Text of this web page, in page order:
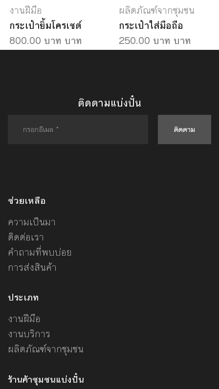
งานฝีมือ
กระเป๋ายิ้มโครเชต์
800.00 บาท บาท
ผลิตภัณฑ์จากชุมชน
กระเป๋าใส่มือถือ
250.00 บาท บาท
ติดตามแบ่งปั๋น
ติดตาม
ช่วยเหลือ
ความเป็นมา
ติดต่อเรา
คำถามที่พบบ่อย
การส่งสินค้า
ประเภท
งานฝีมือ
งานบริการ
ผลิตภัณฑ์จากชุมชน
ร้านค้าชุมชนแบ่งปั๋น